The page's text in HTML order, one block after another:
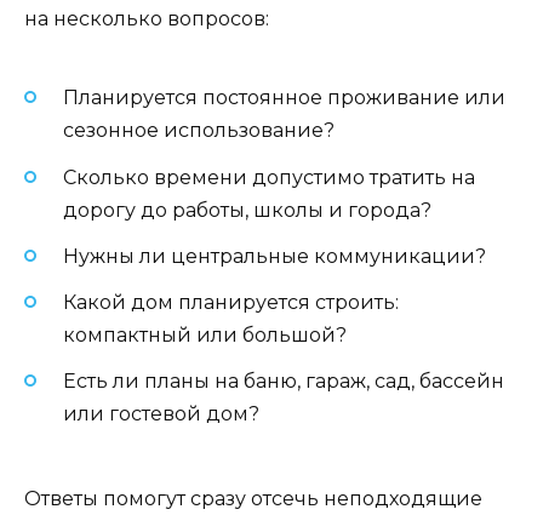
на несколько вопросов:
Планируется постоянное проживание или
сезонное использование?
Сколько времени допустимо тратить на
дорогу до работы, школы и города?
Нужны ли центральные коммуникации?
Какой дом планируется строить:
компактный или большой?
Есть ли планы на баню, гараж, сад, бассейн
или гостевой дом?
Ответы помогут сразу отсечь неподходящие